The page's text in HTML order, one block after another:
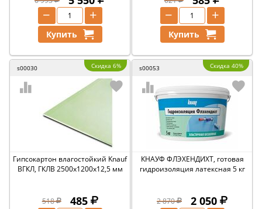
+
−
Купить
+
−
Купить
s00030 Скидка 6%
Гипсокартон влагостойкий Knauf
ВГКЛ, ГКЛВ 2500х1200х12,5 мм
518 485
s00053 Скидка 40%
КНАУФ ФЛЭХЕНДИХТ, готовая
гидроизоляция латексная 5 кг
2 870 2 050